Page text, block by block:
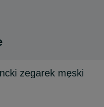
zegarek męski